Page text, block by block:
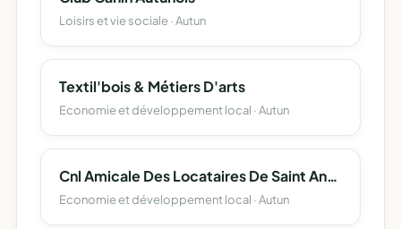
Loisirs et vie sociale · Autun
Textil'bois & Métiers D'arts
Economie et développement local · Autun
Cnl Amicale Des Locataires De Saint Andoche
Economie et développement local · Autun